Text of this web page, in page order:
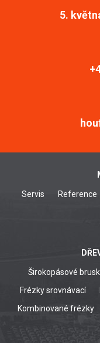
5.
Servis Reference
Širokopásové
Frézky srovnávací
Kombinované frézky